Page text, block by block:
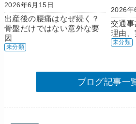
2026年6月15日
出産後の腰痛はなぜ続く？
骨盤だけではない意外な要
因
未分類
2026年
交通事
理由、
未分類
ブログ記事一